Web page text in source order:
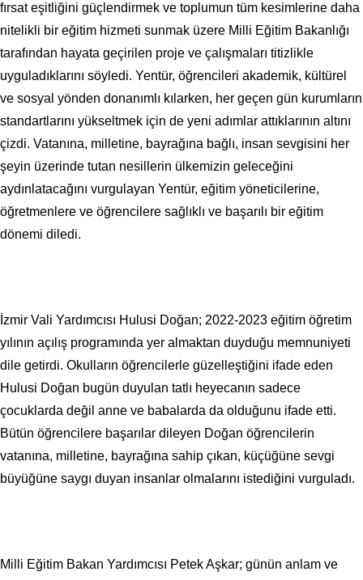
fırsat eşitliğini güçlendirmek ve toplumun tüm kesimlerine daha
nitelikli bir eğitim hizmeti sunmak üzere Milli Eğitim Bakanlığı
tarafından hayata geçirilen proje ve çalışmaları titizlikle
uyguladıklarını söyledi. Yentür, öğrencileri akademik, kültürel
ve sosyal yönden donanımlı kılarken, her geçen gün kurumların
standartlarını yükseltmek için de yeni adımlar attıklarının altını
çizdi. Vatanına, milletine, bayrağına bağlı, insan sevgisini her
şeyin üzerinde tutan nesillerin ülkemizin geleceğini
aydınlatacağını vurgulayan Yentür, eğitim yöneticilerine,
öğretmenlere ve öğrencilere sağlıklı ve başarılı bir eğitim
dönemi diledi.
İzmir Vali Yardımcısı Hulusi Doğan; 2022-2023 eğitim öğretim
yılının açılış programında yer almaktan duyduğu memnuniyeti
dile getirdi. Okulların öğrencilerle güzelleştiğini ifade eden
Hulusi Doğan bugün duyulan tatlı heyecanın sadece
çocuklarda değil anne ve babalarda da olduğunu ifade etti.
Bütün öğrencilere başarılar dileyen Doğan öğrencilerin
vatanına, milletine, bayrağına sahip çıkan, küçüğüne sevgi
büyüğüne saygı duyan insanlar olmalarını istediğini vurguladı.
Milli Eğitim Bakan Yardımcısı Petek Aşkar; günün anlam ve